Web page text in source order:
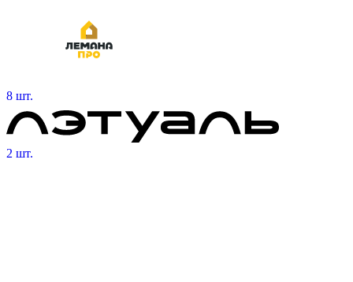
8 шт.
2 шт.